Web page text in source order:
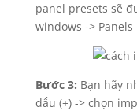
panel presets sẽ
windows -> Panels
Bước 3: Bạn hãy
dấu (+) -> chọn